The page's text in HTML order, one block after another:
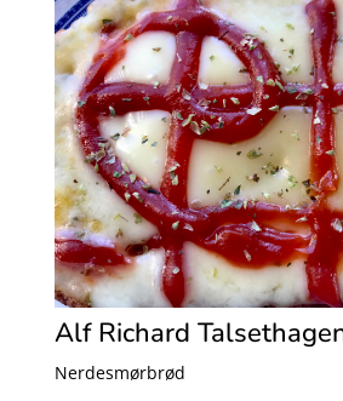
Alf Richard
Nerdesmørbrød